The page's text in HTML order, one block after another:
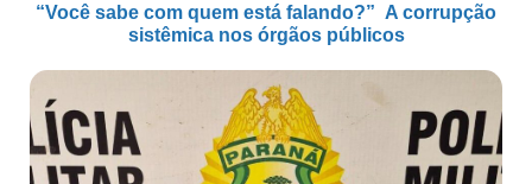
“Você sabe com quem está falando?” A corrupção
sistêmica nos órgãos públicos